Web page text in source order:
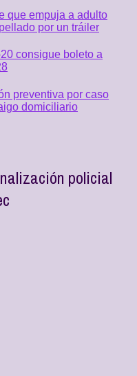
que empuja a adulto
por un tráiler
consigue boleto a
preventiva por caso
domiciliario
policial